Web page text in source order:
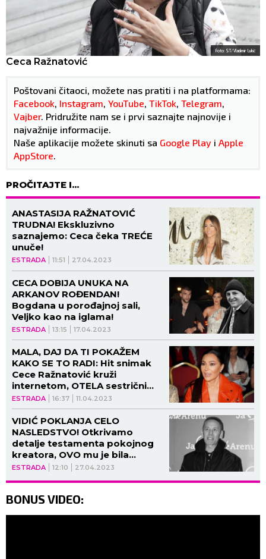
Foto: ST/Vladimir Lukić
Ceca Ražnatović
Poštovani čitaoci, možete nas pratiti i na platformama:
Facebook, Instagram, YouTube, TikTok, Telegram,
Vajber. Pridružite nam se i prvi saznajte najnovije i
najvažnije informacije.
Naše aplikacije možete skinuti sa Google Play i Apple
AppStore.
PROČITAJTE I...
ESTRADA 11:51 27.04.2023
ANASTASIJA RAŽNATOVIĆ
TRUDNA! Ekskluzivno
saznajemo: Ceca čeka TREĆE
unuče!
ESTRADA 13:15 17.04.2023
CECA DOBIJA UNUKA NA
ARKANOV ROĐENDAN!
Bogdana u porođajnoj sali,
Veljko kao na iglama!
ESTRADA 16:37 11.04.2023
MALA, DAJ DA TI POKAŽEM
KAKO SE TO RADI: Hit snimak
Cece Ražnatović kruži
internetom, OTELA sestrični
mikrofon! (VIDEO)
ESTRADA 12:10 27.04.2023
VIDIĆ POKLANJA CELO
NASLEDSTVO! Otkrivamo
detalje testamenta pokojnog
kreatora, OVO mu je bila
najveća ŽELJA!
BONUS VIDEO: